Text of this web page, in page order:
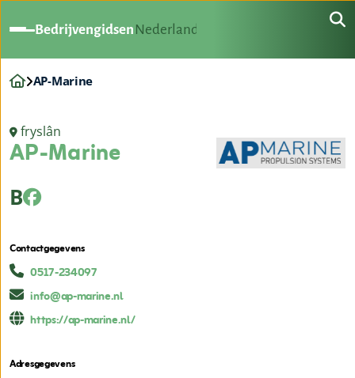
Bedrijvengidsen Nederland
AP-Marine
fryslân
AP-Marine
B
Contactgegevens
0517-234097
info@ap-marine.nl
https://ap-marine.nl/
Adresgegevens